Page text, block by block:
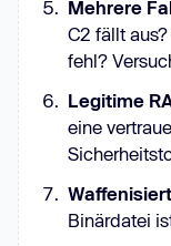
Mehrere
C2 fällt
fehl?
Legitime
eine
Binärdatei